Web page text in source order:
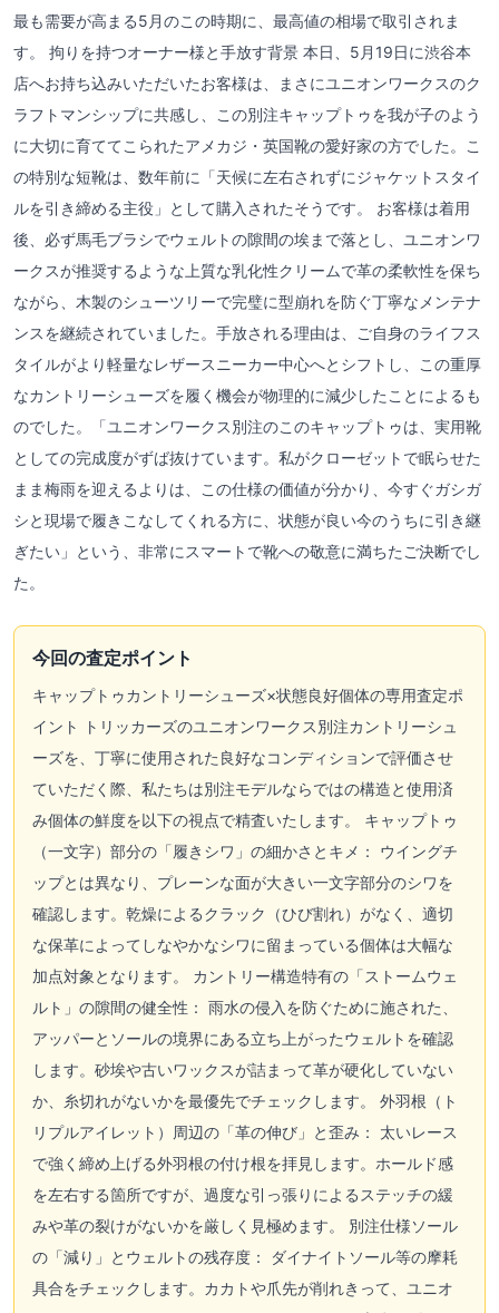
最も需要が高まる5月のこの時期に、最高値の相場で取引されま
す。 拘りを持つオーナー様と手放す背景 本日、5月19日に渋谷本
店へお持ち込みいただいたお客様は、まさにユニオンワークスのク
ラフトマンシップに共感し、この別注キャップトゥを我が子のよう
に大切に育ててこられたアメカジ・英国靴の愛好家の方でした。こ
の特別な短靴は、数年前に「天候に左右されずにジャケットスタイ
ルを引き締める主役」として購入されたそうです。 お客様は着用
後、必ず馬毛ブラシでウェルトの隙間の埃まで落とし、ユニオンワ
ークスが推奨するような上質な乳化性クリームで革の柔軟性を保ち
ながら、木製のシューツリーで完璧に型崩れを防ぐ丁寧なメンテナ
ンスを継続されていました。手放される理由は、ご自身のライフス
タイルがより軽量なレザースニーカー中心へとシフトし、この重厚
なカントリーシューズを履く機会が物理的に減少したことによるも
のでした。「ユニオンワークス別注のこのキャップトゥは、実用靴
としての完成度がずば抜けています。私がクローゼットで眠らせた
まま梅雨を迎えるよりは、この仕様の価値が分かり、今すぐガシガ
シと現場で履きこなしてくれる方に、状態が良い今のうちに引き継
ぎたい」という、非常にスマートで靴への敬意に満ちたご決断でし
た。
今回の査定ポイント
キャップトゥカントリーシューズ×状態良好個体の専用査定ポ
イント トリッカーズのユニオンワークス別注カントリーシュ
ーズを、丁寧に使用された良好なコンディションで評価させ
ていただく際、私たちは別注モデルならではの構造と使用済
み個体の鮮度を以下の視点で精査いたします。 キャップトゥ
（一文字）部分の「履きシワ」の細かさとキメ： ウイングチ
ップとは異なり、プレーンな面が大きい一文字部分のシワを
確認します。乾燥によるクラック（ひび割れ）がなく、適切
な保革によってしなやかなシワに留まっている個体は大幅な
加点対象となります。 カントリー構造特有の「ストームウェ
ルト」の隙間の健全性： 雨水の侵入を防ぐために施された、
アッパーとソールの境界にある立ち上がったウェルトを確認
します。砂埃や古いワックスが詰まって革が硬化していない
か、糸切れがないかを最優先でチェックします。 外羽根（ト
リプルアイレット）周辺の「革の伸び」と歪み： 太いレース
で強く締め上げる外羽根の付け根を拝見します。ホールド感
を左右する箇所ですが、過度な引っ張りによるステッチの緩
みや革の裂けがないかを厳しく見極めます。 別注仕様ソール
の「減り」とウェルトの残存度： ダイナイトソール等の摩耗
具合をチェックします。カカトや爪先が削れきって、ユニオ